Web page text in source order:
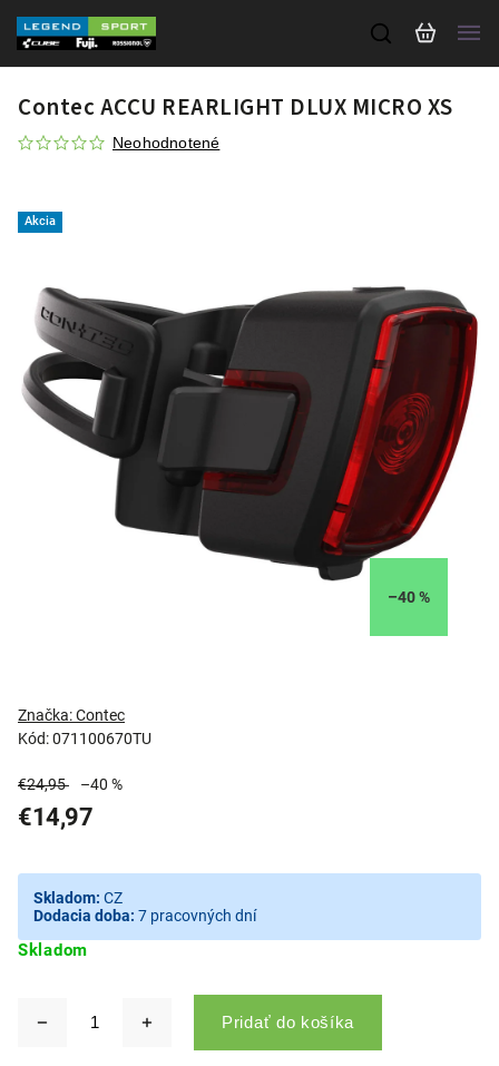
Contec ACCU REARLIGHT DLUX MICRO XS
Neohodnotené
Akcia
–40 %
Kód:071100670TU
Značka:Contec
€24,95 –40 %
€14,97
Skladom
Skladom: CZ
Dodacia doba: 7 pracovných dní
Pridať do košíka